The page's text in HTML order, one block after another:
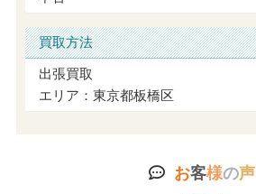
買取方法
出張買取
エリア：東京都板橋区
お客様の声